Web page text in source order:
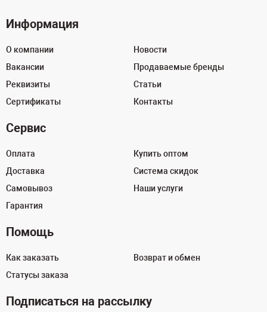
Информация
О компании
Вакансии
Реквизиты
Сертификаты
Новости
Продаваемые бренды
Статьи
Контакты
Сервис
Оплата
Доставка
Самовывоз
Гарантия
Купить оптом
Система скидок
Наши услуги
Помощь
Как заказать
Статусы заказа
Возврат и обмен
Подписаться на рассылку